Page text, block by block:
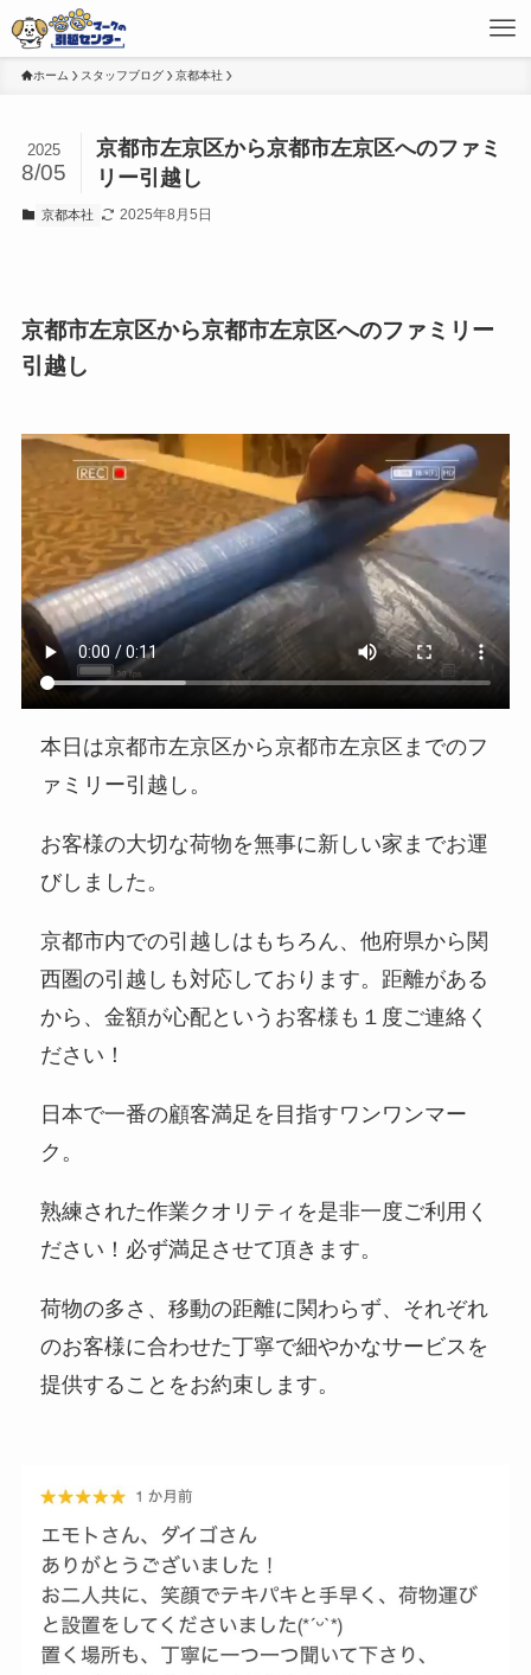
ホーム スタッフブログ 京都本社
京都市左京区から京都市左京区へのファミ
リー引越し
2025
8/05
京都本社 2025年8月5日
京都市左京区から京都市左京区へのファミリー
引越し
本日は京都市左京区から京都市左京区までのフ
ァミリー引越し。
お客様の大切な荷物を無事に新しい家までお運
びしました。
京都市内での引越しはもちろん、他府県から関
西圏の引越しも対応しております。距離がある
から、金額が心配というお客様も１度ご連絡く
ださい！
日本で一番の顧客満足を目指すワンワンマー
ク。
熟練された作業クオリティを是非一度ご利用く
ださい！必ず満足させて頂きます。
荷物の多さ、移動の距離に関わらず、それぞれ
のお客様に合わせた丁寧で細やかなサービスを
提供することをお約束します。